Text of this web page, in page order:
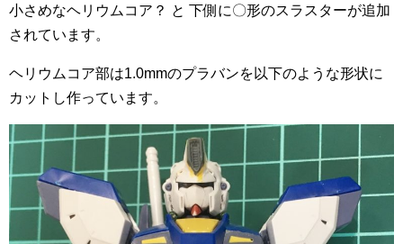
小さめなヘリウムコア？ と 下側に〇形のスラスターが追加
されています。
ヘリウムコア部は1.0mmのプラバンを以下のような形状に
カットし作っています。